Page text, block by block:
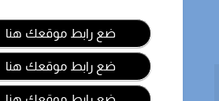
ضع رابط موقعك هنا
ضع رابط موقعك هنا